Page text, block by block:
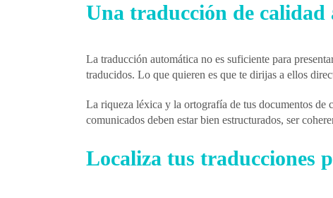
Una traducción de calidad
La traducción automática no es suficiente para
traducidos. Lo que quieren es que te dirijas a ellos
La riqueza léxica y la ortografía de tus documentos de
comunicados deben estar bien estructurados, ser
Localiza tus traducciones